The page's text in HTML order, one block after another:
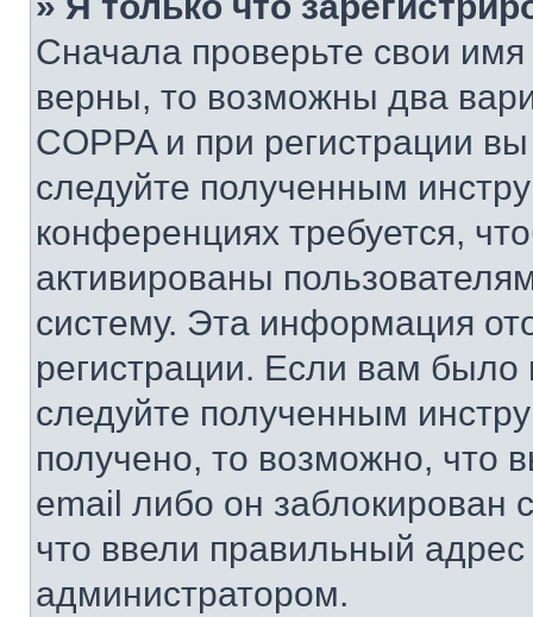
Сначала проверьте свои
верны, то возможны два
COPPA и при регистрации
следуйте полученным
конференциях требуется,
активированы
систему. Эта информация
регистрации. Если вам
следуйте полученным
получено, то возможно, что
email либо он
что ввели правильный адрес
администратором.